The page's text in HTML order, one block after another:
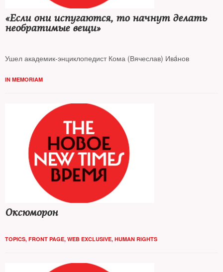
«Если они испугаются, то начнут делать
необратимые вещи»
Ушел академик-энциклопедист Кома (Вячеслав) Ивáнов
IN MEMORIAM
Оксюморон
TOPICS, FRONT PAGE, WEB EXCLUSIVE, HUMAN RIGHTS